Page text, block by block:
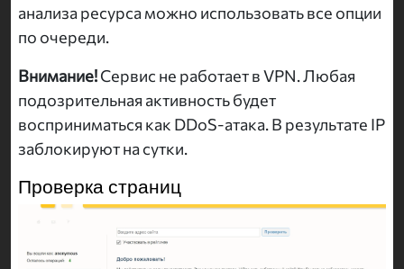
анализа ресурса можно использовать все опции
по очереди.
Внимание!Сервис не работает в VPN. Любая
подозрительная активность будет
восприниматься как DDoS-атака. В результате IP
заблокируют на сутки.
Проверка страниц